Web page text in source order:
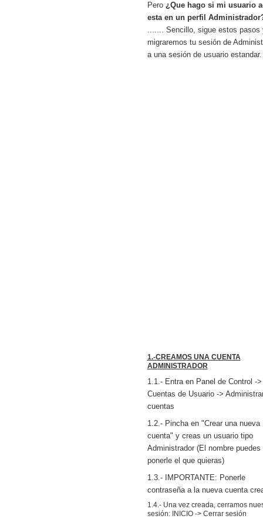
Pero ¿Que hago si mi usuario
esta en un perfil
....... Sencillo, sigue estos pasos
migraremos tu sesión de
a una sesión de usuario estandar.
1.-CREAMOS UNA CUENTA
ADMINISTRADOR
1.1.- Entra en Panel de Control ->
Cuentas de Usuario ->
cuentas
1.2.- Pincha en "Crear una nueva
cuenta" y creas un usuario tipo
Administrador (El nombre puedes
ponerle el que quieras)
1.3.- IMPORTANTE: Ponerle
contraseña a la nueva cuenta
1.4.- Una vez creada, cerramos
sesión: INICIO -> Cerrar sesión